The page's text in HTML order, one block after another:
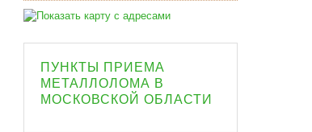
ПУНКТЫ ПРИЕМА
МЕТАЛЛОЛОМА В
МОСКОВСКОЙ ОБЛАСТИ